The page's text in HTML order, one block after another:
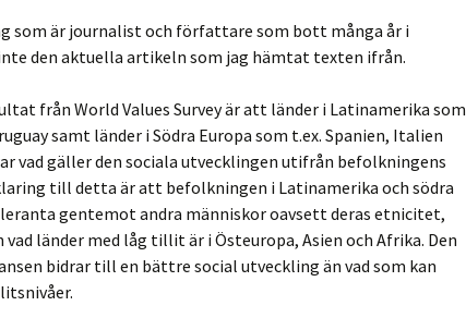
som är journalist och författare som bott många år i
den aktuella artikeln som jag hämtat texten ifrån.
från World Values Survey är att länder i Latinamerika som
samt länder i Södra Europa som t.ex. Spanien, Italien
vad gäller den sociala utvecklingen utifrån befolkningens
till detta är att befolkningen i Latinamerika och södra
gentemot andra människor oavsett deras etnicitet,
länder med låg tillit är i Östeuropa, Asien och Afrika. Den
bidrar till en bättre social utveckling än vad som kan